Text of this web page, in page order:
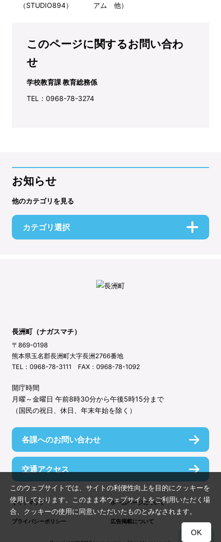
（STUDIO894）
アム 他）
このページに関するお問い合わ
せ
学校教育課 教育総務係
TEL：0968-78-3274
お知らせ
他のカテゴリを見る
カテゴリ選択
長洲町（ナガスマチ）
〒869-0198
熊本県玉名郡長洲町大字長洲2766番地
TEL：0968-78-3111 FAX：0968-78-1092
開庁時間
月曜～金曜日 午前8時30分から午後5時15分まで
（国民の祝日、休日、年末年始を除く）
各課へのお問い合わせ
交通アクセス
サイトマップ ホームページについて
プライバシーポリシー 広告掲載について
TOP
このウェブサイトでは、サイトの利便性向上を目的にクッキーを
使用しております。このまま本ウェブサイトをご利用いただく場
合、クッキーの使用に同意いただいたものとみなされます。
OK